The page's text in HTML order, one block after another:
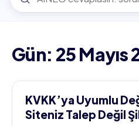
Gün: 25 Mayıs
KVKK’ya Uyumlu
Siteniz Talep Değil